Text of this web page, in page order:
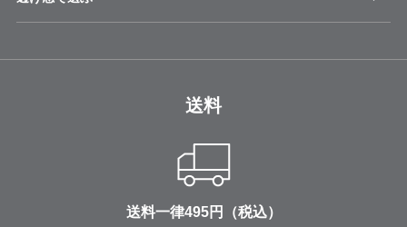
送料
送料一律495円（税込）